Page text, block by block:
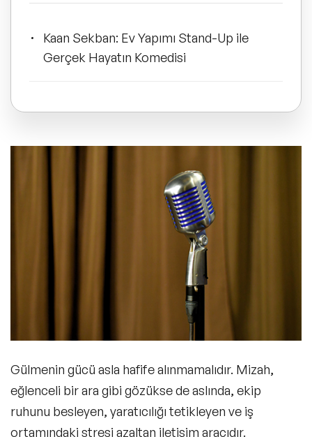
Tüm Konular
🔥 Global Konuşmacılar
🔥 Motivasyon Konuşmacıları
🔥 Yapay Zeka Konuşmacıları
Kaan Sekban: Ev Yapımı Stand-Up ile
Gerçek Hayatın Komedisi
Erdil Yaşaroğlu: Çizginin Sahne
Geveze: Mizah, Hikâye ve
Motivasyonun Kusursuz Harmanı
Dr. Adam Kay: Tıbbın İçinden Gelen
ile Hayata Bakış
Ayhan Sicimoğlu: Dünya İnsanı Olmanın
Gülmenin gücü asla hafife alınmamalıdır. Mizah,
eğlenceli bir ara gibi gözükse de aslında, ekip
ruhunu besleyen, yaratıcılığı tetikleyen ve iş
ortamındaki stresi azaltan iletişim aracıdır.